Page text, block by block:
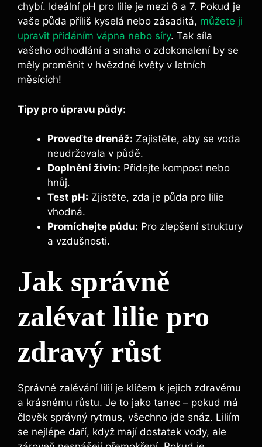
chybí. Ideální pH pro lilie je mezi 6 a 7. Pokud je
vaše půda příliš kyselá nebo zásaditá, můžete ji
upravit přidáním vápna nebo síry. Tak síla
vašeho odhodlání a snaha o zdokonalení by se
měly proměnit v hvězdné květy v letních
měsících!
Tipy pro úpravu půdy:
Proveďte drenáž: Zajistěte, aby se voda
neudržovala v půdě.
Doplnění živin: Přidejte kompost nebo
hnůj.
Test pH: Zjistěte, zda je půda pro lilie
vhodná.
Promíchejte půdu: Pro zlepšení struktury
a vzdušnosti.
Jak správně
zalévat lilie pro
zdravý růst
Správné zalévání lilií je klíčem k jejich zdravému
a krásnému růstu. Je to jako tanec – pokud má
člověk správný rytmus, všechno jde snáz. Liliím
se nejlépe daří, když mají dostatek vody, ale